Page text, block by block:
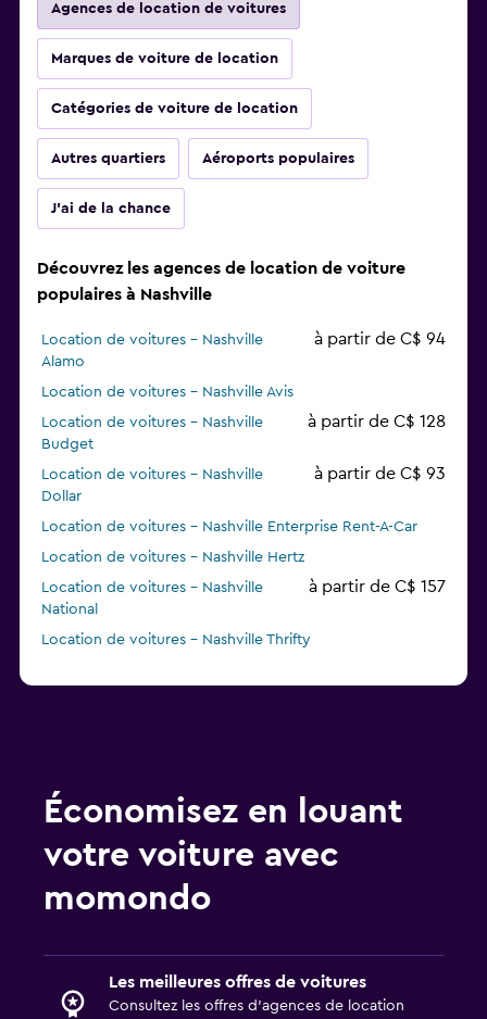
Agences de location de voitures
Marques de voiture de location
Catégories de voiture de location
Autres quartiers Aéroports populaires
J'ai de la chance
Découvrez les agences de location de voiture
populaires à Nashville
Location de voitures - Nashville
Alamo
à partir de C$ 94
Location de voitures - Nashville Avis
Location de voitures - Nashville
Budget
à partir de C$ 128
Location de voitures - Nashville
Dollar
à partir de C$ 93
Location de voitures - Nashville Enterprise Rent-A-Car
Location de voitures - Nashville Hertz
Location de voitures - Nashville
National
à partir de C$ 157
Location de voitures - Nashville Thrifty
Économisez en louant
votre voiture avec
momondo
Les meilleures offres de voitures
Consultez les offres d’agences de location